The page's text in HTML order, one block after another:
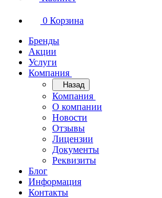
0 Корзина
Бренды
Акции
Услуги
Компания
Назад
Компания
О компании
Новости
Отзывы
Лицензии
Документы
Реквизиты
Блог
Информация
Контакты